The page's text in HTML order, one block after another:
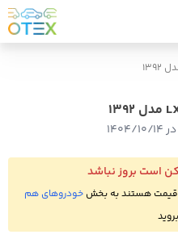
۱۴
است بروز نباشد
قیمت هستند به بخش خودروهای هم
بروید